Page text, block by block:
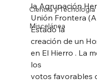
Ciencia y Tecnología
Miscelánea
la Agrupación
Unión Frontera
Estado la
creación de un
en El Hierro . La
los
votos favorables